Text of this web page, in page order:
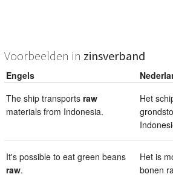
Voorbeelden in zinsverband
Engels
The ship transports raw
materials from Indonesia.
Het
It's possible to eat green beans
raw.
Het is
bonen